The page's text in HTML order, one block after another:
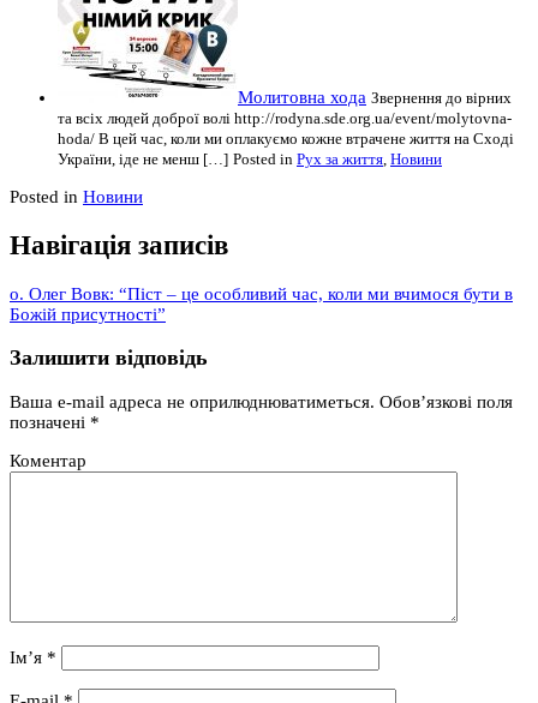
Молитовна хода Звернення до вірних
та всіх людей доброї волі http://rodyna.sde.org.ua/event/molytovna-
hoda/ В цей час, коли ми оплакуємо кожне втрачене життя на Сході
України, іде не менш […] Posted in Рух за життя, Новини
Posted in Новини
Навігація записів
о. Олег Вовк: “Піст – це особливий час, коли ми вчимося бути в
Божій присутності”
Залишити відповідь
Ваша e-mail адреса не оприлюднюватиметься. Обов’язкові поля
позначені *
Коментар
Ім’я *